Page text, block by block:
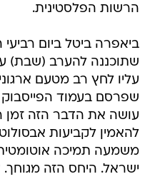
הרשות הפלסטינית.
ביאפרה ביטל ביום
שתוכננה להערב (שבת)
עליו לחץ רב מטעם
שפרסם בעמוד
עושה את הדבר הזה זמן
להאמין לקביעות
משמעה תמיכה
ישראל. היחס הזה מגוחך.